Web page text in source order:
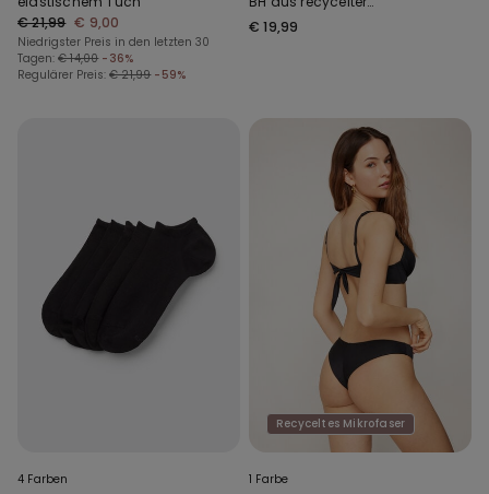
€ 21,99 € 9,00
Niedrigster Preis in den letzten 30
Tagen: € 14,00 -36%
Regulärer Preis: € 21,99 -59%
Mikrofaser Full Coverage
€ 19,99
4 Farben
Recyceltes Mikrofaser
1 Farbe